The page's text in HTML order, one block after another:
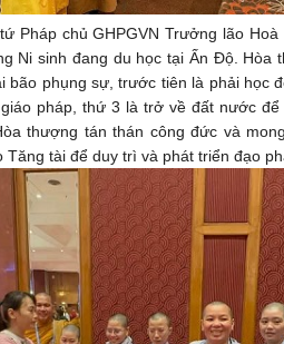
Pháp chủ GHPGVN Trưởng lão
Ni sinh đang du học tại Ấn Độ. Hòa
bão phụng sự, trước tiên là phải học
pháp, thứ 3 là trở về đất nước
thượng tán thán công đức và
Tăng tài để duy trì và phát triển đạo